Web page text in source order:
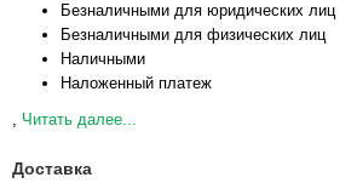
Безналичными для юридических лиц
Безналичными для физических лиц
Наличными
Наложенный платеж
, Читать далее...
Доставка